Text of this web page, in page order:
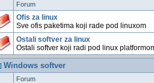
Forum
Ofis za linux
Sve ofis paketima koji rade pod linuxom
Ostali softver za linux
Ostali softver koji radi pod linux
Windows softver
Forum